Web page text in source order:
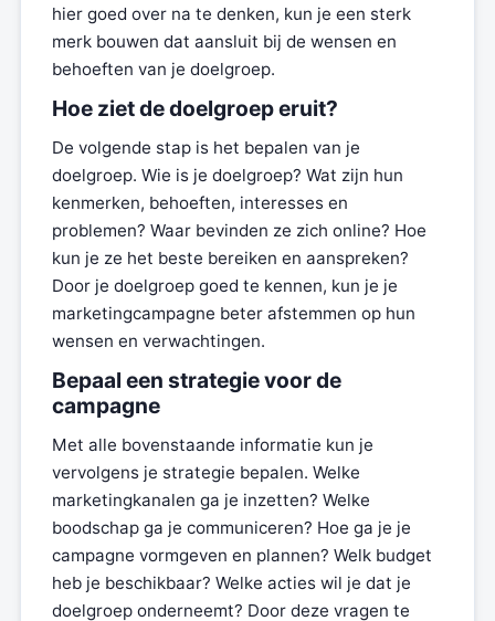
hier goed over na te denken, kun je een sterk
merk bouwen dat aansluit bij de wensen en
behoeften van je doelgroep.
Hoe ziet de doelgroep eruit?
De volgende stap is het bepalen van je
doelgroep. Wie is je doelgroep? Wat zijn hun
kenmerken, behoeften, interesses en
problemen? Waar bevinden ze zich online? Hoe
kun je ze het beste bereiken en aanspreken?
Door je doelgroep goed te kennen, kun je je
marketingcampagne beter afstemmen op hun
wensen en verwachtingen.
Bepaal een strategie voor de
campagne
Met alle bovenstaande informatie kun je
vervolgens je strategie bepalen. Welke
marketingkanalen ga je inzetten? Welke
boodschap ga je communiceren? Hoe ga je je
campagne vormgeven en plannen? Welk budget
heb je beschikbaar? Welke acties wil je dat je
doelgroep onderneemt? Door deze vragen te